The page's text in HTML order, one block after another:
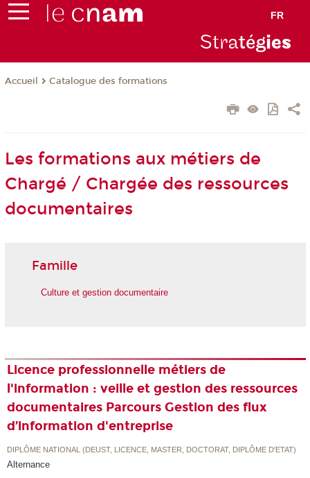
FR
Stratégies
Accueil Catalogue des formations
Les formations aux métiers de
Chargé / Chargée des ressources
documentaires
Famille
Culture et gestion documentaire
Licence professionnelle métiers de
l'information : veille et gestion des ressources
documentaires Parcours Gestion des flux
d’information d'entreprise
DIPLÔME NATIONAL (DEUST, LICENCE, MASTER, DOCTORAT, DIPLÔME D'ETAT)
Alternance